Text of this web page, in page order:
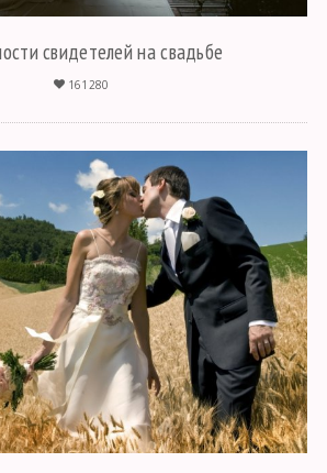
свидетелей на свадьбе
161280